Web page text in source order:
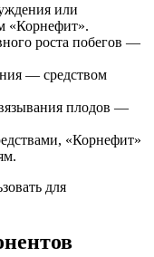
или
«Корнефит».
роста побегов —
— средством
плодов —
«Корнефит»
для